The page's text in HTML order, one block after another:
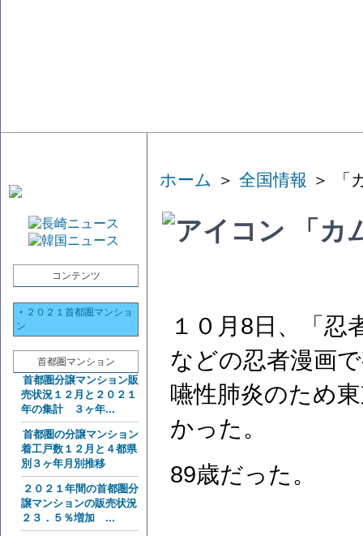
コンテンツ
・ ２０２１首都圏マンショ
ン
首都圏マンション
首都圏分譲マンション販
売状況１２月と２０２１
年の集計 ３ヶ年...
首都圏の分譲マンション
着工戸数１２月と４都県
別３ヶ年月別推移
２０２１年間の首都圏分
譲マンションの販売状況
２３．５％増加 ...
ホーム ＞ 全国情報 ＞ 「
「カ
１０月8日、「忍
などの忍者漫画
嚥性肺炎のため
かった。
89歳だった。